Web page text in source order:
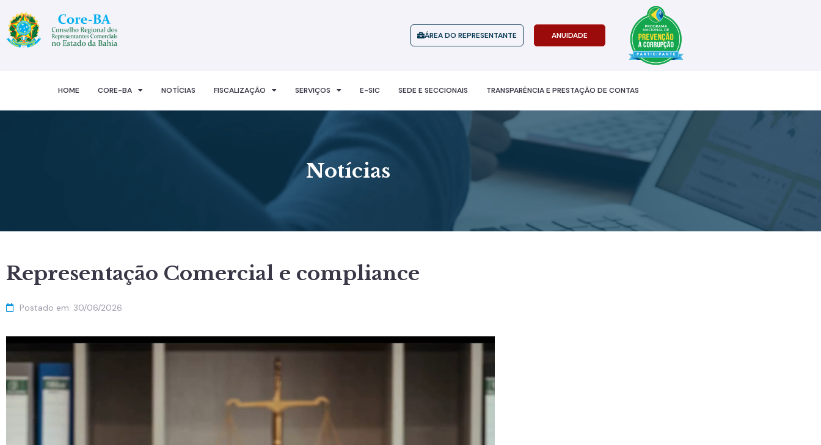
ÁREA DO REPRESENTANTE ANUIDADE
HOME CORE-BA NOTÍCIAS FISCALIZAÇÃO SERVIÇOS E-SIC SEDE E SECCIONAIS TRANSPARÊNCIA E PRESTAÇÃO DE CONTAS
Notícias
Representação Comercial e compliance
Postado em: 30/06/2026
de
vídeo